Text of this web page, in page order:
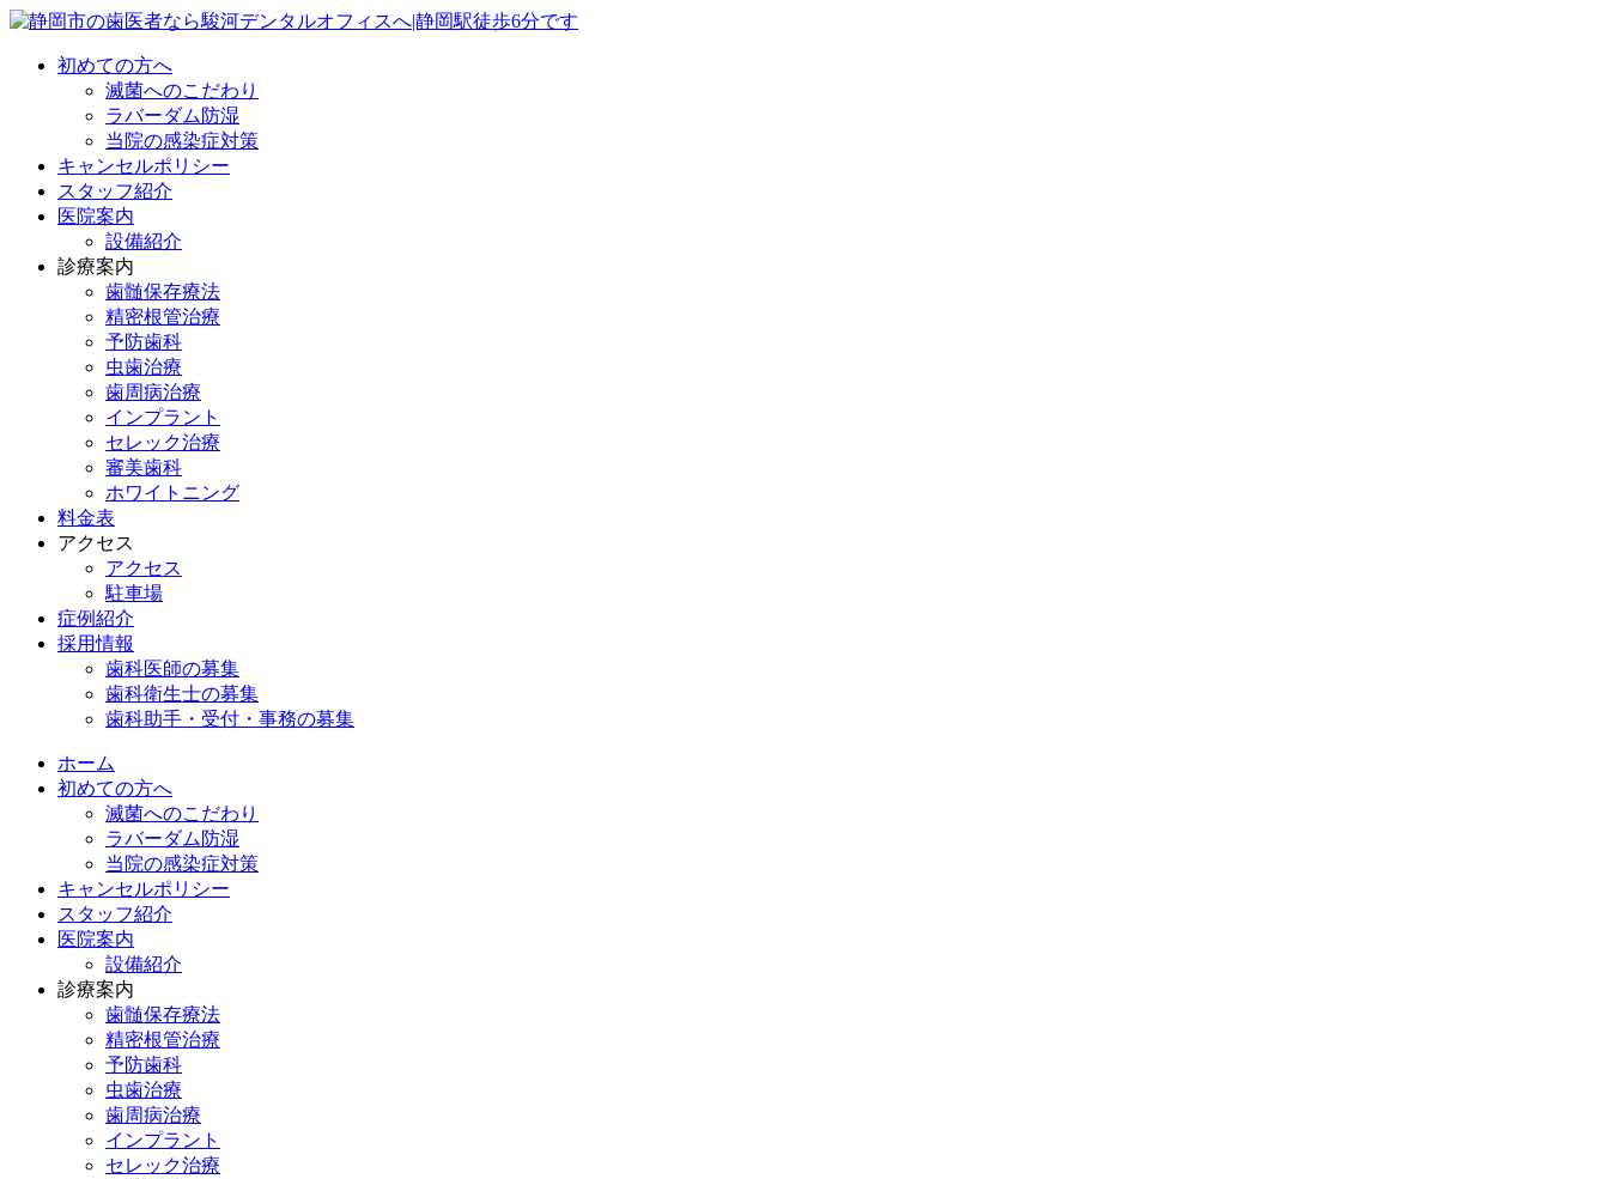
初めての方へ
滅菌へのこだわり
ラバーダム防湿
当院の感染症対策
キャンセルポリシー
スタッフ紹介
医院案内
設備紹介
診療案内
歯髄保存療法
精密根管治療
予防歯科
虫歯治療
歯周病治療
インプラント
セレック治療
審美歯科
ホワイトニング
料金表
アクセス
アクセス
駐車場
症例紹介
採用情報
歯科医師の募集
歯科衛生士の募集
歯科助手・受付・事務の募集
ホーム
初めての方へ
滅菌へのこだわり
ラバーダム防湿
当院の感染症対策
キャンセルポリシー
スタッフ紹介
医院案内
設備紹介
診療案内
歯髄保存療法
精密根管治療
予防歯科
虫歯治療
歯周病治療
インプラント
セレック治療